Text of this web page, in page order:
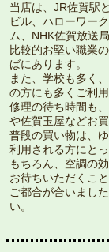
当店は、JR佐賀駅
ビル、ハローワー
ム、NHK佐賀放送
比較的お堅い職業
ばにあります。
また、学校も多く
の方にも多くご利
修理の待ち時間も
や佐賀玉屋などお
普段の買い物は、
利用される方にと
もちろん、空調の
お待ちいただくこと
ご都合が合いまし
い。